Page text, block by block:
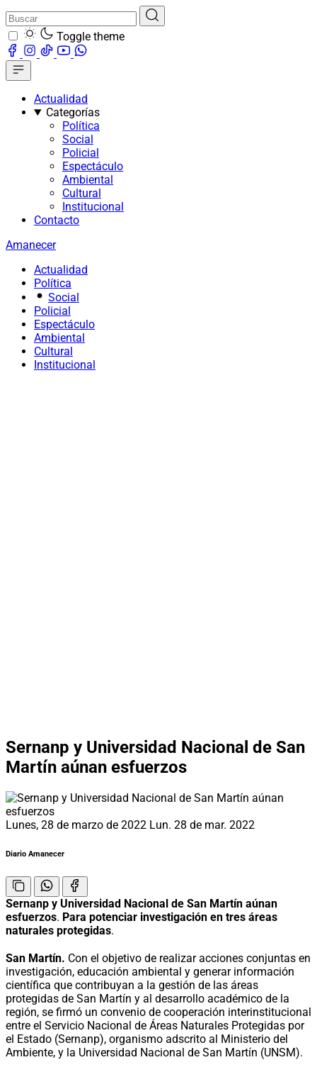
Toggle theme
Actualidad
Categorías
Política
Social
Policial
Espectáculo
Ambiental
Cultural
Institucional
Contacto
Amanecer
Actualidad
Política
Social
Policial
Espectáculo
Ambiental
Cultural
Institucional
Sernanp y Universidad Nacional de San
Martín aúnan esfuerzos
Lunes, 28 de marzo de 2022 Lun. 28 de mar. 2022
Diario Amanecer
Sernanp y Universidad Nacional de San Martín aúnan
esfuerzos. Para potenciar investigación en tres áreas
naturales protegidas.
San Martín. Con el objetivo de realizar acciones conjuntas en
investigación, educación ambiental y generar información
científica que contribuyan a la gestión de las áreas
protegidas de San Martín y al desarrollo académico de la
región, se firmó un convenio de cooperación interinstitucional
entre el Servicio Nacional de Áreas Naturales Protegidas por
el Estado (Sernanp), organismo adscrito al Ministerio del
Ambiente, y la Universidad Nacional de San Martín (UNSM).